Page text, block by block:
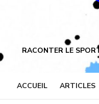
RACONTER LE
ACCUEIL ARTICLES